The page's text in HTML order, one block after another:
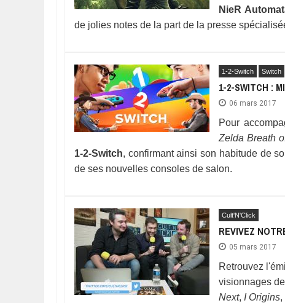
NieR
de jolies notes de la part de la presse
1-2-Switch Switch
1-2-SWITCH :
06 mars 2017
Pour
Zelda Breath
1-2-Switch, confirmant ainsi son habitude de
de ses nouvelles consoles de salon.
Cult'N'Click
REVIVEZ
05 mars 2017
Retrouvez
visionnages
Next, I Origins,